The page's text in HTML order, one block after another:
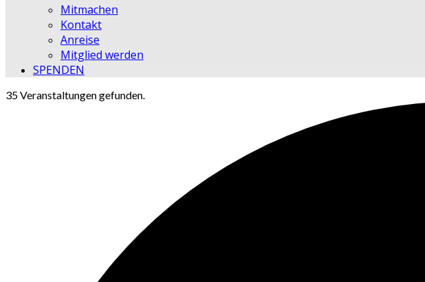
Mitmachen
Kontakt
Anreise
Mitglied werden
SPENDEN
35 Veranstaltungen gefunden.